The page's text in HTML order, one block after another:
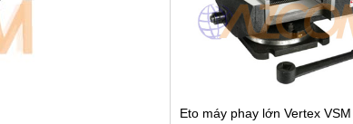
Eto máy phay lớn Vertex VSM